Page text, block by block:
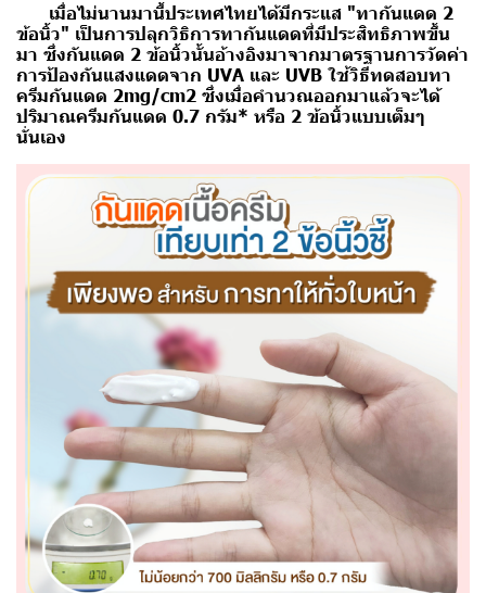
เมื่อไม่นานมานี้ประเทศไทยได้มีกระแส "ทากันแดด 2
ข้อนิ้ว" เป็นการปลุกวิธิการทากันแดดที่มีประสิทธิภาพขึ้น
มา ซึ่งกันแดด 2 ข้อนิ้วนั้นอ้างอิงมาจากมาตรฐานการวัดค่า
การป้องกันแสงแดดจาก UVA และ UVB ใช้วิธีทดสอบทา
ครีมกันแดด 2mg/cm2 ซึ่งเมื่อคำนวณออกมาแล้วจะได้
ปริมาณครีมกันแดด 0.7 กรัม* หรือ 2 ข้อนิ้วแบบเต็มๆ
นั่นเอง